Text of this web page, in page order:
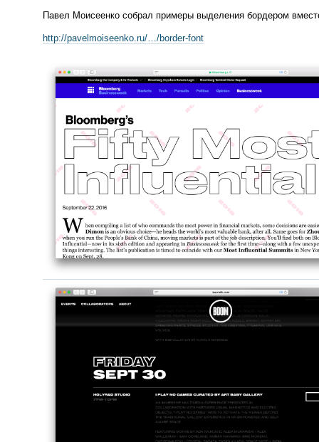
Павел Моисеенко собрал примеры выделения бордером
http://pavelmoiseenko.ru/…/border-font